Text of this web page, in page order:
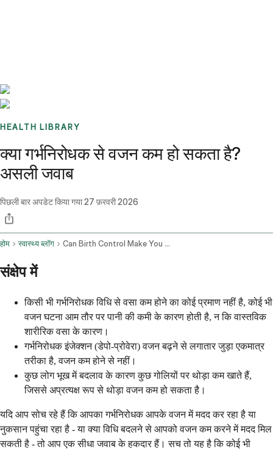
HEALTH LIBRARY
क्या गर्भनिरोधक से वजन कम हो सकता है?
असली जवाब
पिछली बार अपडेट किया गया27 फ़रवरी 2026
होम स्वास्थ्य ब्लॉग Can Birth Control Make You Lose Weight
संक्षेप में
किसी भी गर्भनिरोधक विधि से वसा कम होने का कोई प्रमाण नहीं है, कोई भी
वजन घटना आम तौर पर पानी की कमी के कारण होती है, न कि वास्तविक
शारीरिक वसा के कारण।
गर्भनिरोधक इंजेक्शन (डेपो-प्रोवेरा) वजन बढ़ने से लगातार जुड़ा एकमात्र
तरीका है, वजन कम होने से नहीं।
कुछ लोग भूख में बदलाव के कारण कुछ गोलियों पर थोड़ा कम खाते हैं,
जिससे अप्रत्यक्ष रूप से थोड़ा वजन कम हो सकता है।
यदि आप सोच रहे हैं कि आपका गर्भनिरोधक आपके वजन में मदद कर रहा है या
नुकसान पहुंचा रहा है - या क्या विधि बदलने से आपको वजन कम करने में मदद मिल
सकती है - तो आप एक सीधा जवाब के हकदार हैं। सच तो यह है कि कोई भी